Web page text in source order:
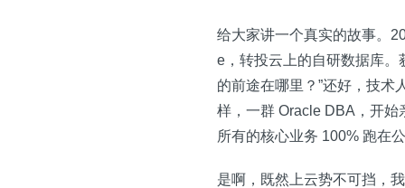
给大家讲一个真实的故事。
e，转投云上的自研数据库。
的前途在哪里？”还好，技
样，一群 Oracle DBA，开始
所有的核心业务 100% 跑在
是啊，既然上云势不可挡，